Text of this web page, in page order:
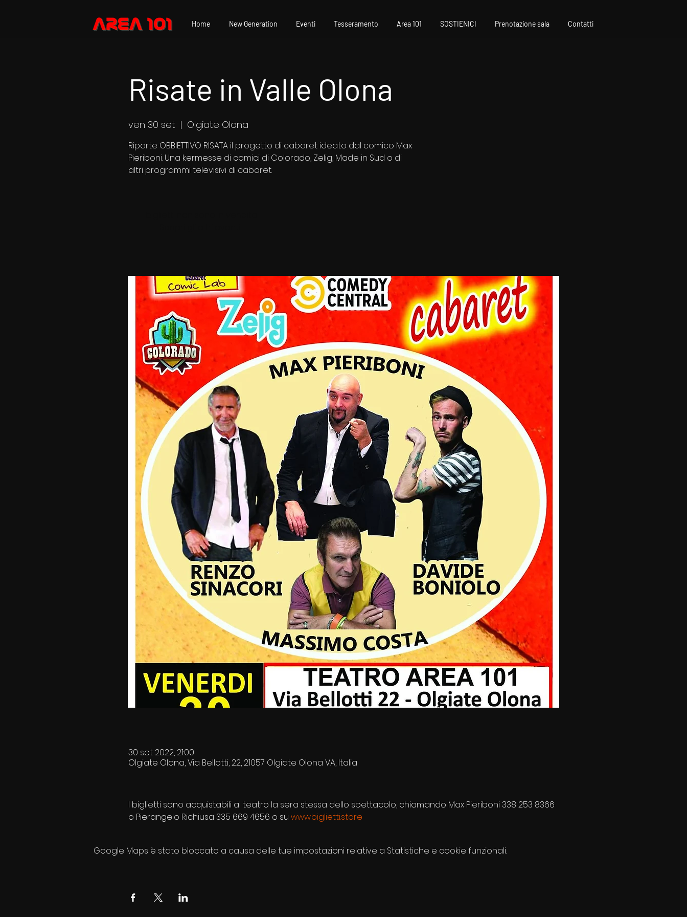
Home New Generation Eventi Tesseramento Area 101 SOSTIENICI Prenotazione sala Contatti
Risate in Valle Olona
ven 30 set
  |
Olgiate Olona
Riparte OBBIETTIVO RISATA il progetto di cabaret ideato dal comico Max
Pieriboni. Una kermesse di comici di Colorado, Zelig, Made in Sud o di
altri programmi televisivi di cabaret.
30 set 2022, 21:00
Olgiate Olona, Via Bellotti, 22, 21057 Olgiate Olona VA, Italia
I biglietti sono acquistabili al teatro la sera stessa dello spettacolo, chiamando Max Pieriboni 338 253 8366
o Pierangelo Richiusa 335 669 4656 o su www.biglietti.store
Google Maps è stato bloccato a causa delle tue impostazioni relative a Statistiche e cookie funzionali.